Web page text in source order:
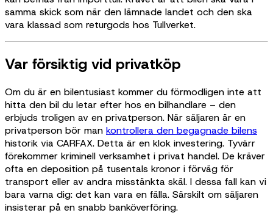
samma skick som när den lämnade landet och den ska
vara klassad som returgods hos Tullverket.
Var försiktig vid privatköp
Om du är en bilentusiast kommer du förmodligen inte att
hitta den bil du letar efter hos en bilhandlare – den
erbjuds troligen av en privatperson. När säljaren är en
privatperson bör man kontrollera den begagnade bilens
historik via CARFAX. Detta är en klok investering. Tyvärr
förekommer kriminell verksamhet i privat handel. De kräver
ofta en deposition på tusentals kronor i förväg för
transport eller av andra misstänkta skäl. I dessa fall kan vi
bara varna dig: det kan vara en fälla. Särskilt om säljaren
insisterar på en snabb banköverföring.